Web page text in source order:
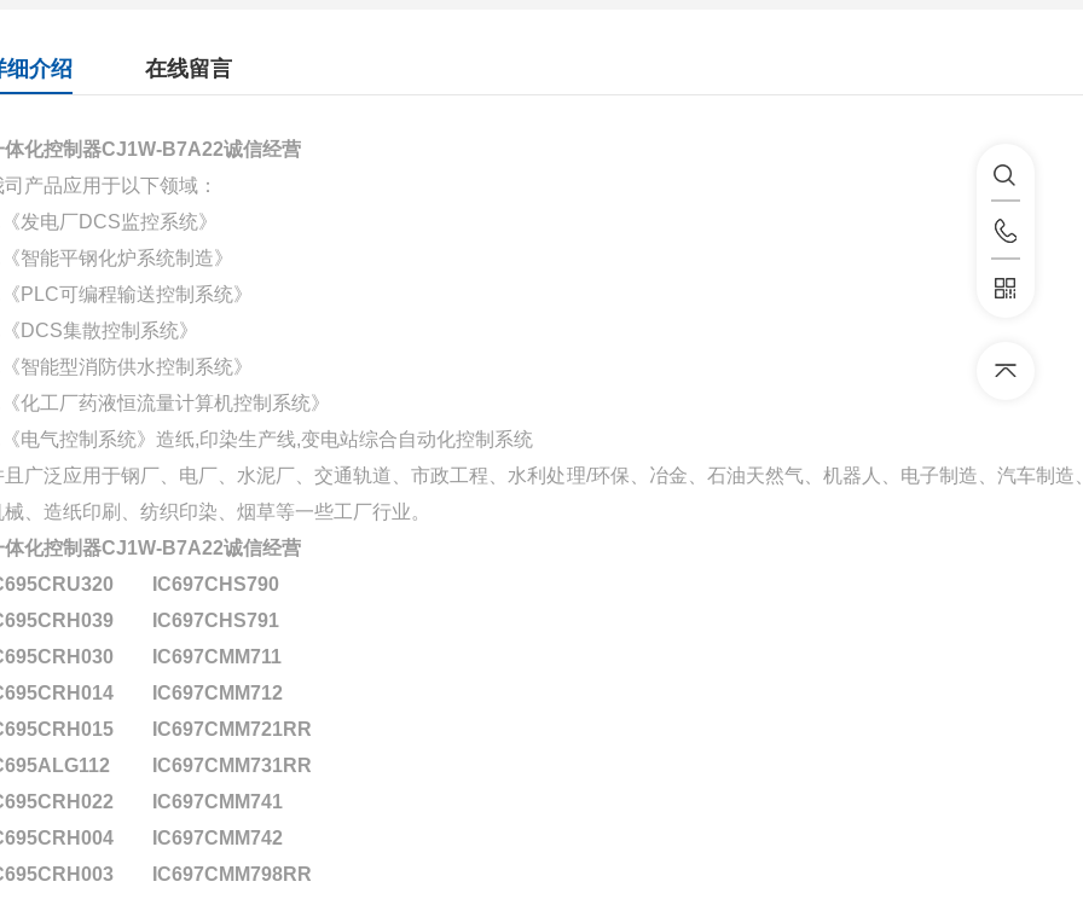
细介绍 在线留言
体化控制器CJ1W-B7A22诚信经营
司产品应用于以下领域：
发电厂DCS监控系统》
智能平钢化炉系统制造》
PLC可编程输送控制系统》
DCS集散控制系统》
智能型消防供水控制系统》
化工厂药液恒流量计算机控制系统》
电气控制系统》造纸,印染生产线,变电站综合自动化控制系统
且广泛应用于钢厂、电厂、水泥厂、交通轨道、市政工程、水利处理/环保、冶金、石油天然气、机器人、电子制造、汽车制造
械、造纸印刷、纺织印染、烟草等一些工厂行业。
体化控制器CJ1W-B7A22诚信经营
IC697CHS790
IC697CHS791
IC697CMM711
IC697CMM712
IC697CMM721RR
IC697CMM731RR
IC697CMM741
IC697CMM742
IC697CMM798RR